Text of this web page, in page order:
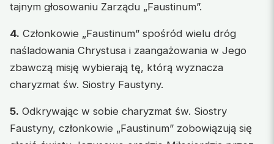
tajnym głosowaniu Zarządu „Faustinum”.
4. Członkowie „Faustinum” spośród wielu dróg
naśladowania Chrystusa i zaangażowania w Jego
zbawczą misję wybierają tę, którą wyznacza
charyzmat św. Siostry Faustyny.
5. Odkrywając w sobie charyzmat św. Siostry
Faustyny, członkowie „Faustinum” zobowiązują się